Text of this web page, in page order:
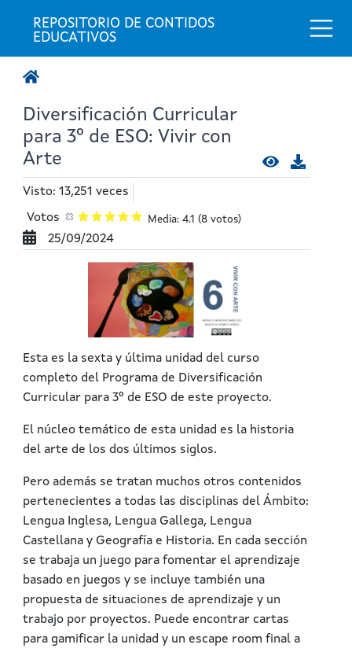
REPOSITORIO DE CONTIDOS
EDUCATIVOS
Diversificación Curricular
para 3º de ESO: Vivir con
Arte
Visto: 13,251 veces
Votos Media: 4.1 (8 votos)
25/09/2024
Esta es la sexta y última unidad del curso
completo del Programa de Diversificación
Curricular para 3º de ESO de este proyecto.
El núcleo temático de esta unidad es la historia
del arte de los dos últimos siglos.
Pero además se tratan muchos otros contenidos
pertenecientes a todas las disciplinas del Ámbito:
Lengua Inglesa, Lengua Gallega, Lengua
Castellana y Geografía e Historia. En cada sección
se trabaja un juego para fomentar el aprendizaje
basado en juegos y se incluye también una
propuesta de situaciones de aprendizaje y un
trabajo por proyectos. Puede encontrar cartas
para gamificar la unidad y un escape room final a